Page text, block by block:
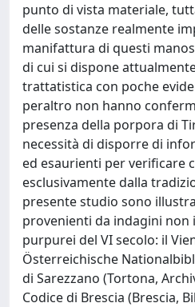
punto di vista materiale,
delle sostanze realmente
manifattura di questi
di cui si dispone
trattatistica con poche
peraltro non hanno
presenza della porpora di
necessità di disporre di
ed esaurienti per verificare
esclusivamente dalla
presente studio sono
provenienti da indagini non
purpurei del VI secolo: il
Österreichische
di Sarezzano (Tortona,
Codice di Brescia (Brescia,